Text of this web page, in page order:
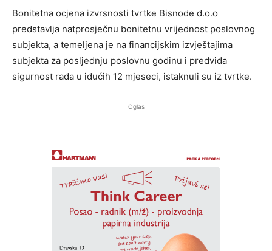
Bonitetna ocjena izvrsnosti tvrtke Bisnode d.o.o
predstavlja natprosječnu bonitetnu vrijednost poslovnog
subjekta, a temeljena je na financijskim izvještajima
subjekta za posljednju poslovnu godinu i predviđa
sigurnost rada u idućih 12 mjeseci, istaknuli su iz tvrtke.
Oglas